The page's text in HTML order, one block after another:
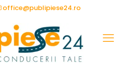
office@publipiese24.ro